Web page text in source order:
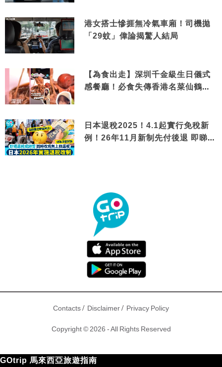
港女搭士慘捱無冷氣車廂！司機拋
「29蚊」偉論揭驚人結局
【為食出走】深圳千金級生日儀式
感餐廳！必食失傳香港名菜仙鶴神
日本退稅2025！4.1起實行免稅新
例！26年11月新制先付後退 即睇步
Contacts/ Disclaimer/ Privacy Policy
Copyright © 2026 - All Rights Reserved
GOtrip 馬來西亞旅遊指南